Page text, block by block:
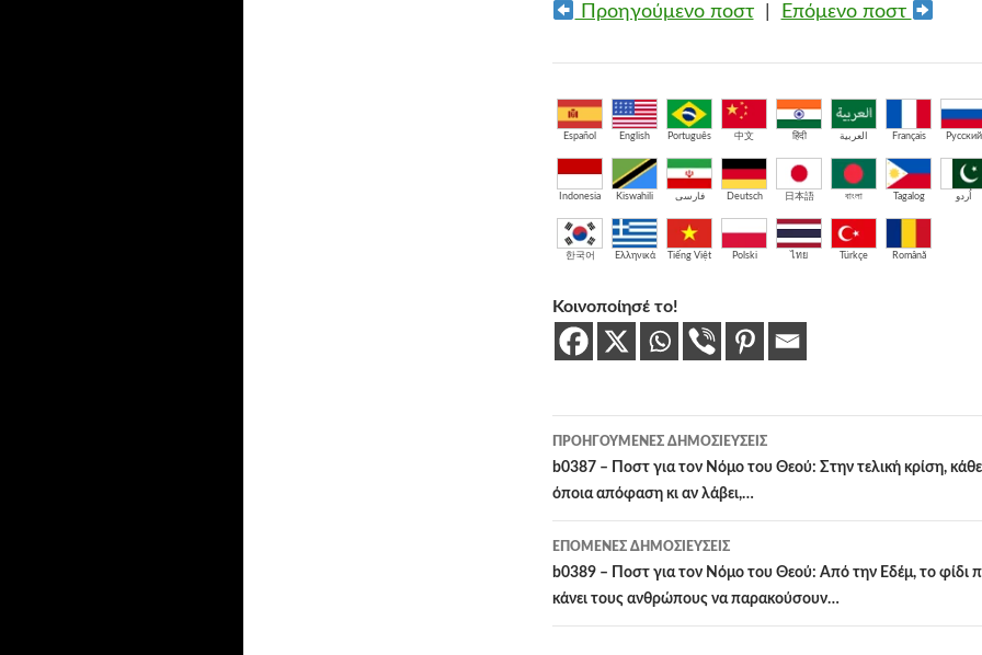
Προηγούμενο ποστ| Επόμενο ποστ
Español English Português 中文 हिंदी العربية Français Русский
Indonesia Kiswahili فارسی Deutsch 日本語 বাংলা Tagalog اُردو
한국어 Ελληνικά Tiếng Việt Polski ไทย Türkçe Română
Κοινοποίησέ το!
Πλοήγηση
άρθρων
ΠΡΟΗΓΟΎΜΕΝΕΣ ΔΗΜΟΣΙΕΎΣΕΙΣ
b0387 – Ποστ για τον Νόμο του Θεού: Στην τελική κρίση,
όποια απόφαση κι αν λάβει,…
ΕΠΌΜΕΝΕΣ ΔΗΜΟΣΙΕΎΣΕΙΣ
b0389 – Ποστ για τον Νόμο του Θεού: Από την Εδέμ, το φίδι
κάνει τους ανθρώπους να παρακούσουν…